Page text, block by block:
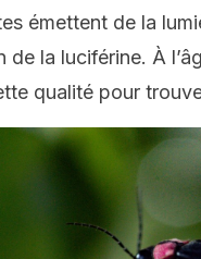
émettent de la
de la luciférine. À
qualité pour